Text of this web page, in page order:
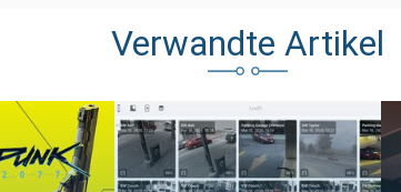
Verwandte Artikel